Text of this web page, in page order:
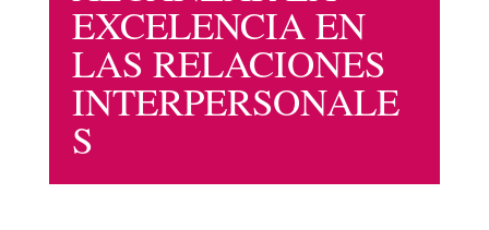
EXCELENCIA EN
LAS RELACIONES
INTERPERSONALE
S